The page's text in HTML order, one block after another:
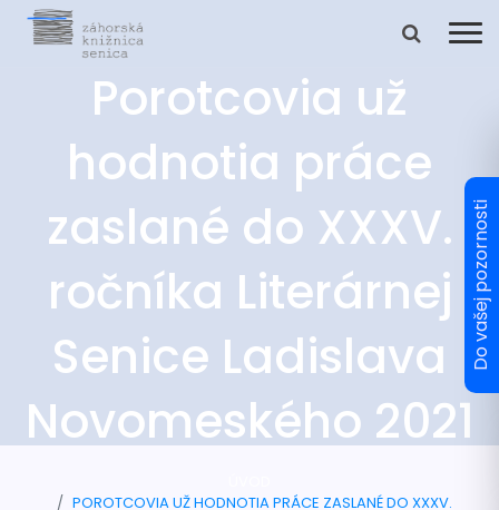
Porotcovia už
hodnotia práce
zaslané do XXXV.
ročníka Literárnej
Senice Ladislava
Novomeského 2021
POROTCOVIA UŽ HODNOTIA PRÁCE ZASLANÉ DO XXXV.